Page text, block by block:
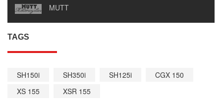
MUTT
TAGS
SH150i SH350i SH125i
CGX 150
XS 155
XSR 155